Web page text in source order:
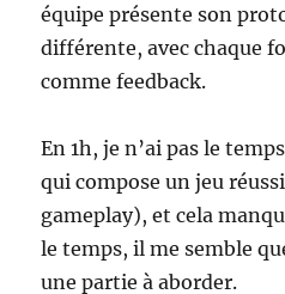
équipe présente son
différente, avec chaque
comme feedback.
En 1h, je n’ai pas le
qui compose un jeu
gameplay), et cela
le temps, il me semble
une partie à aborder.